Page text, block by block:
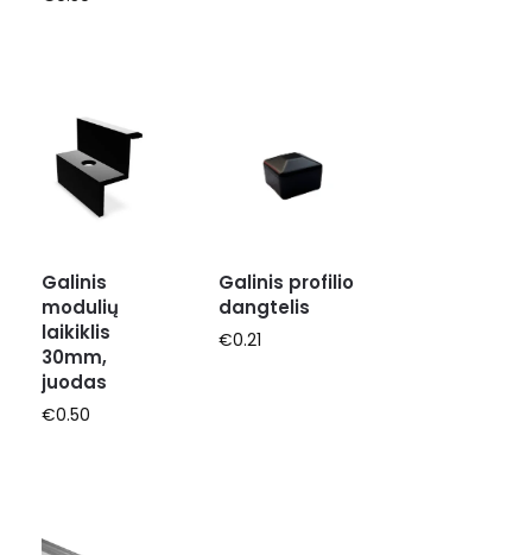
Galinis
modulių
laikiklis
30mm,
juodas
€0.50
Galinis profilio
dangtelis
€0.21